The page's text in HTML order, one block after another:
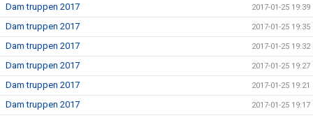
Dam truppen 2017 2017-01-25 19:39
Dam truppen 2017 2017-01-25 19:35
Dam truppen 2017 2017-01-25 19:32
Dam truppen 2017 2017-01-25 19:27
Dam truppen 2017 2017-01-25 19:21
Dam truppen 2017 2017-01-25 19:17